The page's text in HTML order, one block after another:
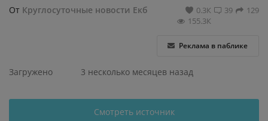
От Круглосуточные новости Екб 129
39
0.3К
155.3К
Реклама в паблике
Загружено 3 несколько месяцев назад
Смотреть источник